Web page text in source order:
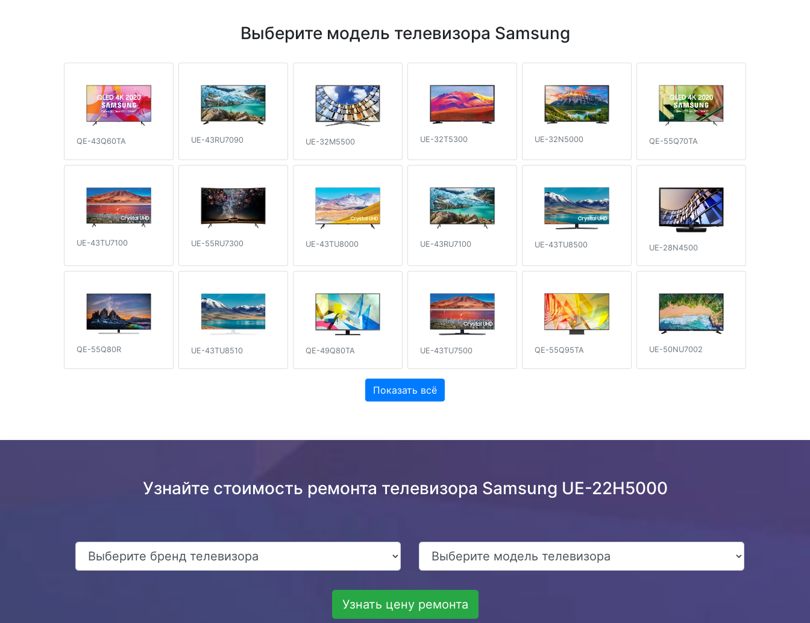
Выберите модель телевизора Samsung
QE-43Q60TA UE-43RU7090 UE-32M5500 UE-32T5300 UE-32N5000 QE-55Q70TA
UE-43TU7100 UE-55RU7300 UE-43TU8000 UE-43RU7100 UE-43TU8500 UE-28N4500
QE-55Q80R UE-43TU8510 QE-49Q80TA UE-43TU7500 QE-55Q95TA UE-50NU7002
Показать всё
Узнайте стоимость ремонта телевизора Samsung UE-22H5000
Узнать цену ремонта